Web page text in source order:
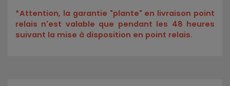
*Attention, la garantie "plante" en livraison point
relais n'est valable que pendant les 48 heures
suivant la mise à disposition en point relais.